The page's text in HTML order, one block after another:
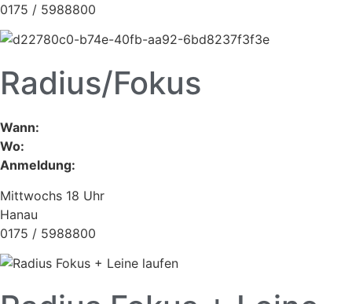
0175 / 5988800
Radius/Fokus
Wann:
Wo:
Anmeldung:
Mittwochs 18 Uhr
Hanau
0175 / 5988800